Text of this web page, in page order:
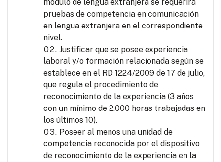
módulo de lengua extranjera se requerirá
pruebas de competencia en comunicación
en lengua extranjera en el correspondiente
nivel.
Justificar que se posee experiencia
laboral y/o formación relacionada según se
establece en el RD 1224/2009 de 17 de julio,
que regula el procedimiento de
reconocimiento de la experiencia (3 años
con un mínimo de 2.000 horas trabajadas en
los últimos 10).
Poseer al menos una unidad de
competencia reconocida por el dispositivo
de reconocimiento de la experiencia en la